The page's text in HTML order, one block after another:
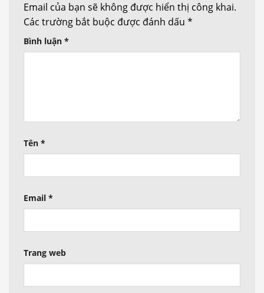
Email của bạn sẽ không được hiển thị công khai.
Các trường bắt buộc được đánh dấu *
Bình luận *
Tên *
Email *
Trang web